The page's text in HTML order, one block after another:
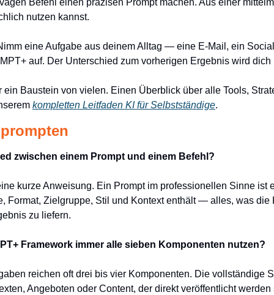
Befehl einen präzisen Prompt machen. Aus einer
nutzen kannst.
eine Aufgabe aus deinem Alltag — eine E-Mail, ein
auf. Der Unterschied zum vorherigen Ergebnis wird dich
ein Baustein von vielen. Einen Überblick über alle Tools,
kompletten Leitfaden KI für Selbstständige.
zwischen einem Prompt und einem Befehl?
kurze Anweisung. Ein Prompt im professionellen Sinne ist
Format, Zielgruppe, Stil und Kontext enthält — alles, was die
zu liefern.
Framework immer alle sieben Komponenten nutzen?
reichen oft drei bis vier Komponenten. Die vollständige
Angeboten oder Content, der direkt veröffentlicht werden